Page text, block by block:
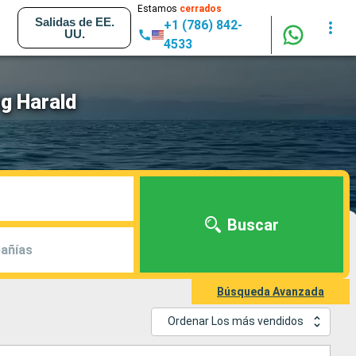
Salidas de EE.
UU.
Estamos cerrados
+1 (786) 842-
4533
Harald
Buscar
Búsqueda Avanzada
Ordenar Los más vendidos